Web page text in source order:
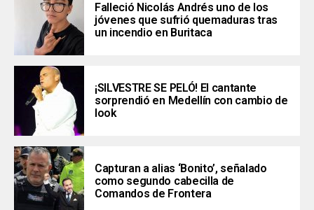
Falleció Nicolás Andrés uno de los
jóvenes que sufrió quemaduras tras
un incendio en Buritaca
¡SILVESTRE SE PELÓ! El cantante
sorprendió en Medellín con cambio de
look
Capturan a alias ‘Bonito’, señalado
como segundo cabecilla de
Comandos de Frontera